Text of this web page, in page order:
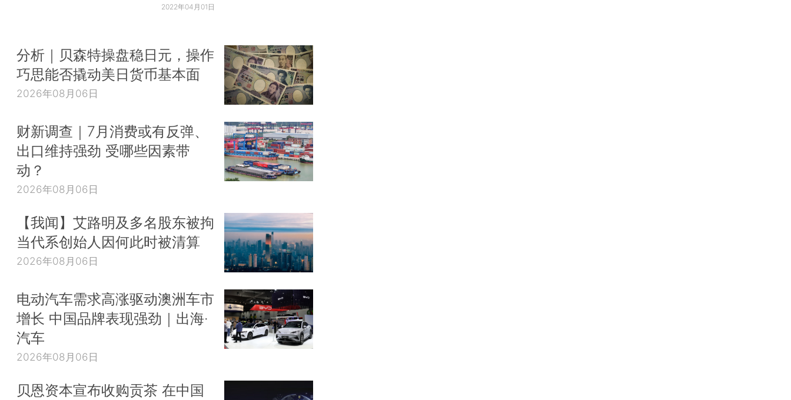
2022年04月01日
分析｜贝森特操盘稳日元，操作
巧思能否撬动美日货币基本面
2026年08月06日
财新调查｜7月消费或有反弹、
出口维持强劲 受哪些因素带
动？
2026年08月06日
【我闻】艾路明及多名股东被拘
当代系创始人因何此时被清算
2026年08月06日
电动汽车需求高涨驱动澳洲车市
增长 中国品牌表现强劲｜出海·
汽车
2026年08月06日
贝恩资本宣布收购贡茶 在中国